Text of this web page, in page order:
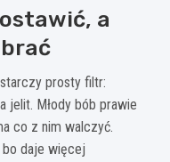
a
prosty filtr:
jelit. Młody bób prawie
co z nim walczyć.
daje więcej